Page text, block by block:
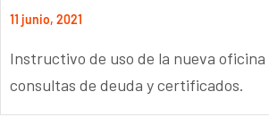
11 junio, 2021
Instructivo de uso de la nueva
consultas de deuda y certificados.